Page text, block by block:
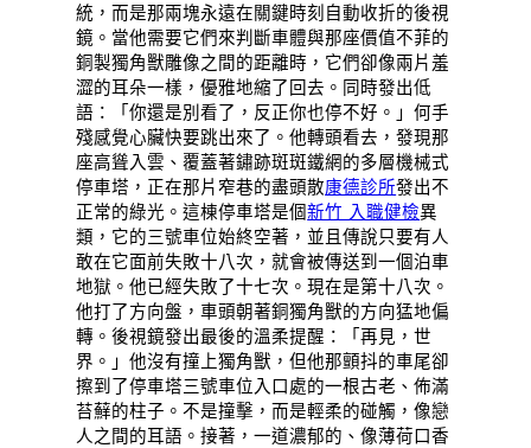
統，而是那兩塊永遠在關鍵時刻自動收折的後視
鏡。當他需要它們來判斷車體與那座價值不菲的
銅製獨角獸雕像之間的距離時，它們卻像兩片羞
澀的耳朵一樣，優雅地縮了回去。同時發出低
語：「你還是別看了，反正你也停不好。」何手
殘感覺心臟快要跳出來了。他轉頭看去，發現那
座高聳入雲、覆蓋著鏽跡斑斑鐵網的多層機械式
停車塔，正在那片窄巷的盡頭散康德診所發出不
正常的綠光。這棟停車塔是個新竹 入職健檢異
類，它的三號車位始終空著，並且傳說只要有人
敢在它面前失敗十八次，就會被傳送到一個泊車
地獄。他已經失敗了十七次。現在是第十八次。
他打了方向盤，車頭朝著銅獨角獸的方向猛地偏
轉。後視鏡發出最後的溫柔提醒：「再見，世
界。」他沒有撞上獨角獸，但他那顫抖的車尾卻
擦到了停車塔三號車位入口處的一根古老、佈滿
苔蘚的柱子。不是撞擊，而是輕柔的碰觸，像戀
人之間的耳語。接著，一道濃郁的、像薄荷口香